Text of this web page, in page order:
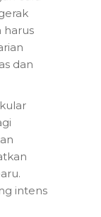
harus
dan
intens